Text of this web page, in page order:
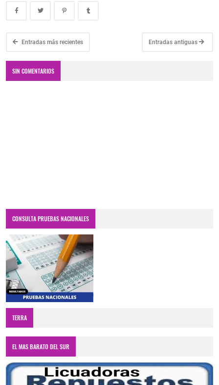
Entradas más recientes Entradas antiguas
SIN COMENTARIOS
CONSULTA PRUEBAS NACIONALES
TERRA
EL MAS BARATO DEL SUR